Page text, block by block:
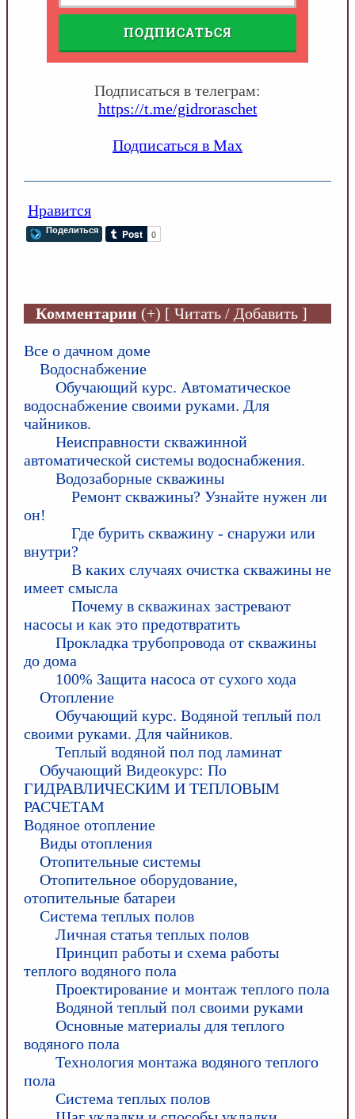
ПОДПИСАТЬСЯ
Подписаться в телеграм:
https://t.me/gidroraschet
Подписаться в Max
Нравится
Поделиться
Комментарии (+) [ Читать / Добавить ]
Все о дачном доме
Водоснабжение
Обучающий курс. Автоматическое
водоснабжение своими руками. Для
чайников.
Неисправности скважинной
автоматической системы водоснабжения.
Водозаборные скважины
Ремонт скважины? Узнайте нужен ли
он!
Где бурить скважину - снаружи или
внутри?
В каких случаях очистка скважины не
имеет смысла
Почему в скважинах застревают
насосы и как это предотвратить
Прокладка трубопровода от скважины
до дома
100% Защита насоса от сухого хода
Отопление
Обучающий курс. Водяной теплый пол
своими руками. Для чайников.
Теплый водяной пол под ламинат
Обучающий Видеокурс: По
ГИДРАВЛИЧЕСКИМ И ТЕПЛОВЫМ
РАСЧЕТАМ
Водяное отопление
Виды отопления
Отопительные системы
Отопительное оборудование,
отопительные батареи
Система теплых полов
Личная статья теплых полов
Принцип работы и схема работы
теплого водяного пола
Проектирование и монтаж теплого пола
Водяной теплый пол своими руками
Основные материалы для теплого
водяного пола
Технология монтажа водяного теплого
пола
Система теплых полов